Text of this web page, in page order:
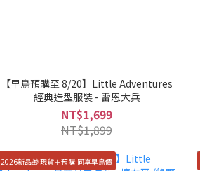
【早鳥預購至 8/20】Little Adventures
經典造型服裝 - 雷恩大兵
NT$1,699
NT$1,899
2026新品🎁 現貨＋預購|同享早鳥價